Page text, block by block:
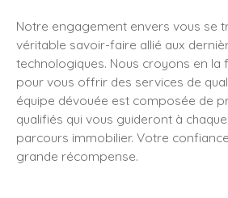
Notre engagement envers vous se
véritable savoir-faire allié aux
technologiques. Nous croyons en la
pour vous offrir des services de
équipe dévouée est composée de
qualifiés qui vous guideront à
parcours immobilier. Votre
grande récompense.